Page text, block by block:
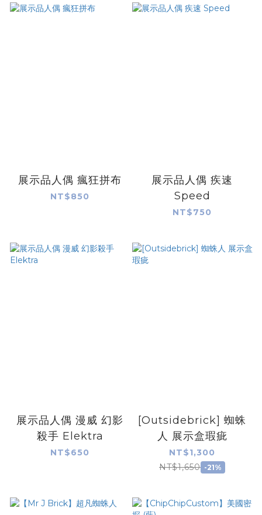
展示品人偶 瘋狂拼布
NT$850
展示品人偶 疾速
Speed
NT$750
展示品人偶 漫威 幻影
殺手 Elektra
NT$650
[Outsidebrick] 蜘蛛
人 展示盒瑕疵
NT$1,300
NT$1,650 -21%